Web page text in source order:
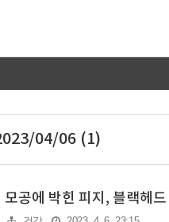
04/06 (1)
모공에 박힌 피지, 블랙헤